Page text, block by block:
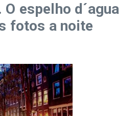
espelho d´agua
fotos a noite